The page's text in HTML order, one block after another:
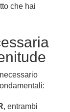
che hai
, entrambi